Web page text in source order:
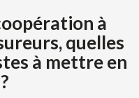
à
quelles
à mettre en